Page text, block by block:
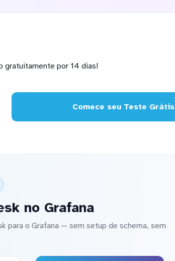
gratuitamente por 14 dias!
Comece seu Teste Grátis
no Grafana
para o Grafana — sem setup de schema, sem